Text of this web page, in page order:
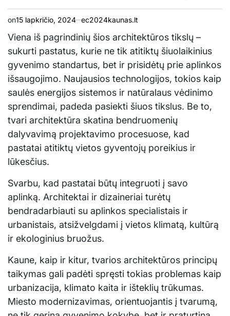
on15 lapkričio, 2024 ec2024kaunas.lt
Viena iš pagrindinių šios architektūros tikslų –
sukurti pastatus, kurie ne tik atitiktų šiuolaikinius
gyvenimo standartus, bet ir prisidėtų prie aplinkos
išsaugojimo. Naujausios technologijos, tokios kaip
saulės energijos sistemos ir natūralaus vėdinimo
sprendimai, padeda pasiekti šiuos tikslus. Be to,
tvari architektūra skatina bendruomenių
dalyvavimą projektavimo procesuose, kad
pastatai atitiktų vietos gyventojų poreikius ir
lūkesčius.
Svarbu, kad pastatai būtų integruoti į savo
aplinką. Architektai ir dizaineriai turėtų
bendradarbiauti su aplinkos specialistais ir
urbanistais, atsižvelgdami į vietos klimatą, kultūrą
ir ekologinius bruožus.
Kaune, kaip ir kitur, tvarios architektūros principų
taikymas gali padėti spręsti tokias problemas kaip
urbanizacija, klimato kaita ir išteklių trūkumas.
Miesto modernizavimas, orientuojantis į tvarumą,